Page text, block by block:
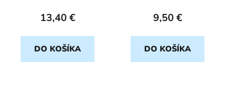
13,40 €
DO KOŠÍKA
9,50 €
DO KOŠÍKA